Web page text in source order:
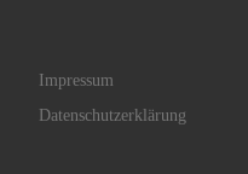
Impressum
Datenschutzerklärung